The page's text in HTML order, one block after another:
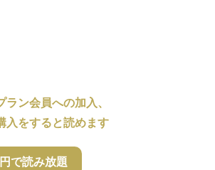
ン会員への加入、
入をすると読めます
で読み放題